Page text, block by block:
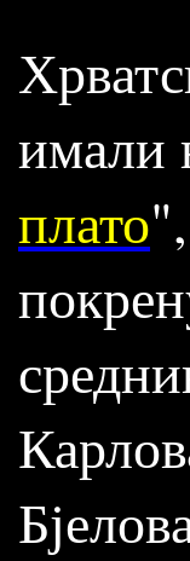
имали
плато